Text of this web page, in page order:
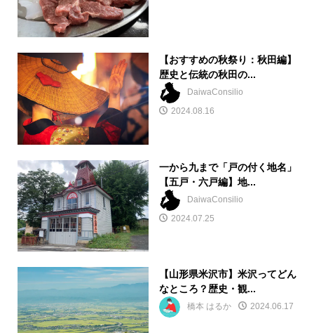
【おすすめの秋祭り：秋田編】
歴史と伝統の秋田の...
DaiwaConsilio
2024.08.16
一から九まで「戸の付く地名」
【五戸・六戸編】地...
DaiwaConsilio
2024.07.25
【山形県米沢市】米沢ってどん
なところ？歴史・観...
橋本 はるか 2024.06.17